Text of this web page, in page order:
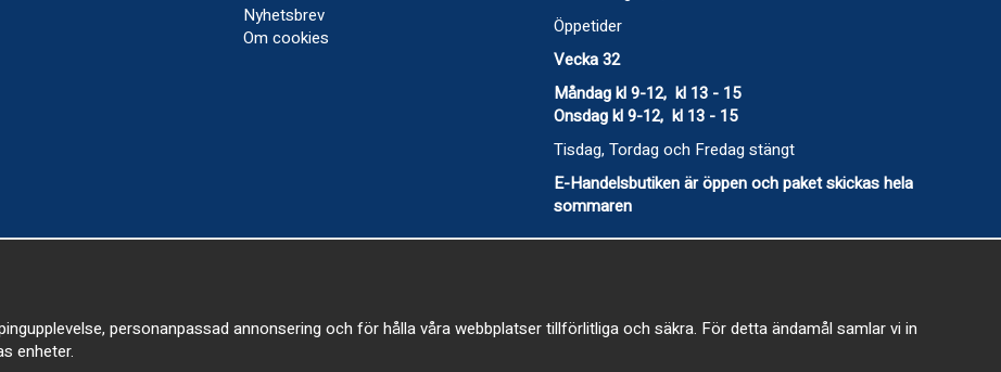
Nyhetsbrev
Om cookies
Öppetider
Vecka 32
Måndag kl 9-12, kl 13 - 15
Onsdag kl 9-12, kl 13 - 15
Tisdag, Tordag och Fredag stängt
E-Handelsbutiken är öppen och paket skickas hela
sommaren
personanpassad annonsering och för hålla våra webbplatser tillförlitliga och säkra. För detta ändamål samlar vi in
enheter.